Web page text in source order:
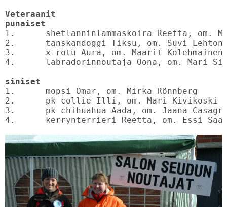
Veteraanit
punaiset
1.	shetlanninlammaskoira Reetta, om. Marke Kärkkäinen    BIS7
2.	tanskandoggi Tiksu, om. Suvi Lehtonen
3.	x-rotu Aura, om. Maarit Kolehmainen
4.	labradorinnoutaja Oona, om. Mari Siuvatti
siniset
1.	mopsi Omar, om. Mirka Rönnberg		BIS6
2.	pk collie Illi, om. Mari Kivikoski
3.	pk chihuahua Aada, om. Jaana Casagrande
4.	kerrynterrieri Reetta, om. Essi